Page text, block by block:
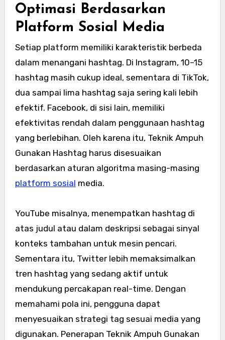
Optimasi Berdasarkan
Platform Sosial Media
Setiap platform memiliki karakteristik berbeda
dalam menangani hashtag. Di Instagram, 10–15
hashtag masih cukup ideal, sementara di TikTok,
dua sampai lima hashtag saja sering kali lebih
efektif. Facebook, di sisi lain, memiliki
efektivitas rendah dalam penggunaan hashtag
yang berlebihan. Oleh karena itu, Teknik Ampuh
Gunakan Hashtag harus disesuaikan
berdasarkan aturan algoritma masing-masing
platform sosial media.
YouTube misalnya, menempatkan hashtag di
atas judul atau dalam deskripsi sebagai sinyal
konteks tambahan untuk mesin pencari.
Sementara itu, Twitter lebih memaksimalkan
tren hashtag yang sedang aktif untuk
mendukung percakapan real-time. Dengan
memahami pola ini, pengguna dapat
menyesuaikan strategi tag sesuai media yang
digunakan. Penerapan Teknik Ampuh Gunakan